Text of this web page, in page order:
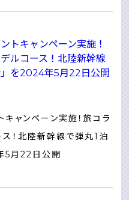
ャンペーン実施！旅コラ
！北陸新幹線で弾丸1泊
5⽉22⽇公開